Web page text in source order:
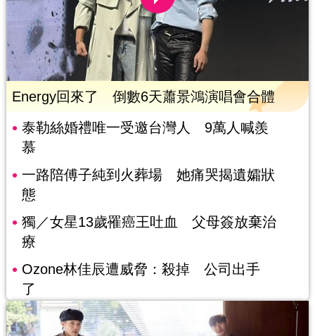
Energy回來了 倒數6天蕭景鴻演唱會合體
泰勒絲婚禮唯一受邀台灣人 9萬人喊羨
慕
一路陪傅子純到火葬場 她痛哭揭遺孀狀
態
獨／女星13歲罹癌王吐血 父母簽放棄治
療
Ozone林佳辰遭威脅：殺掉 公司出手
了